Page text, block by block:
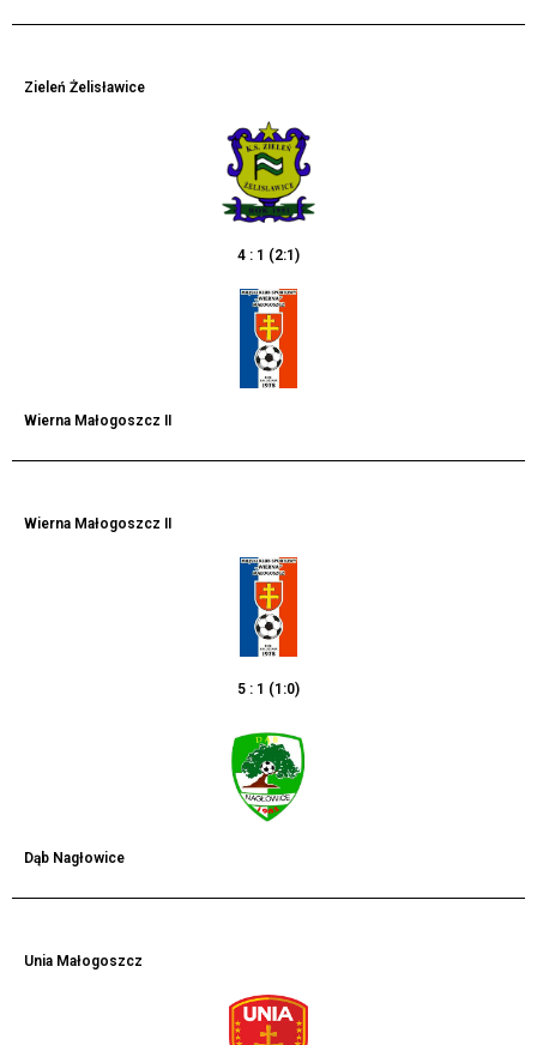
Zieleń Żelisławice
4 : 1 (2:1)
Wierna Małogoszcz II
Wierna Małogoszcz II
5 : 1 (1:0)
Dąb Nagłowice
Unia Małogoszcz